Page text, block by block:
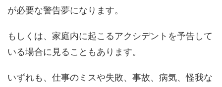
が必要な警告夢になります。
もしくは、家庭内に起こるアクシデントを予告して
いる場合に見ることもあります。
いずれも、仕事のミスや失敗、事故、病気、怪我な